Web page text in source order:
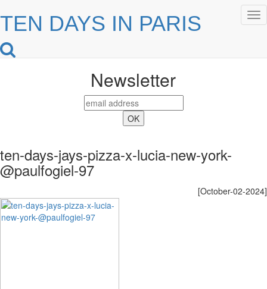
TEN DAYS IN PARIS
Newsletter
ten-days-jays-pizza-x-lucia-new-york-
@paulfogiel-97
[October-02-2024]